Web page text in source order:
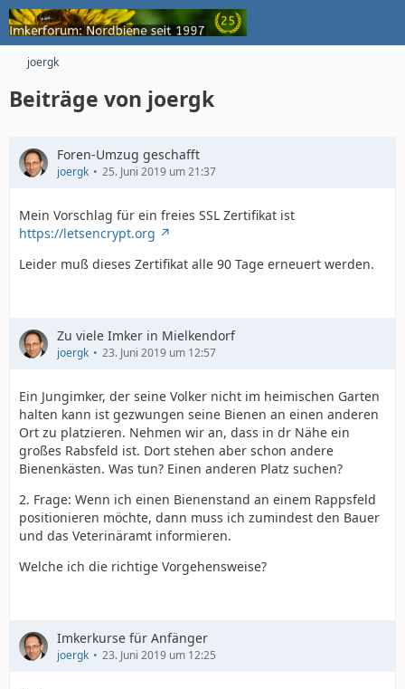
joergk
Beiträge von joergk
Foren-Umzug geschafft
joergk 25. Juni 2019 um 21:37
Mein Vorschlag für ein freies SSL Zertifikat ist
https://letsencrypt.org
Leider muß dieses Zertifikat alle 90 Tage erneuert werden.
Zu viele Imker in Mielkendorf
joergk 23. Juni 2019 um 12:57
Ein Jungimker, der seine Volker nicht im heimischen Garten
halten kann ist gezwungen seine Bienen an einen anderen
Ort zu platzieren. Nehmen wir an, dass in dr Nähe ein
großes Rabsfeld ist. Dort stehen aber schon andere
Bienenkästen. Was tun? Einen anderen Platz suchen?
2. Frage: Wenn ich einen Bienenstand an einem Rappsfeld
positionieren möchte, dann muss ich zumindest den Bauer
und das Veterinäramt informieren.
Welche ich die richtige Vorgehensweise?
Imkerkurse für Anfänger
joergk 23. Juni 2019 um 12:25